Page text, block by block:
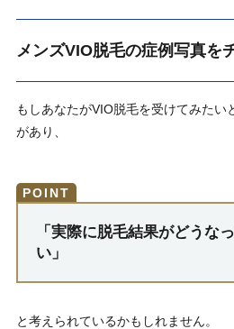
メンズVIO脱毛の症例写真を
もしあなたがVIO脱毛を受けてみたい
があり、
「実際に脱毛結果がどうな
い」
と考えられているかもしれません。